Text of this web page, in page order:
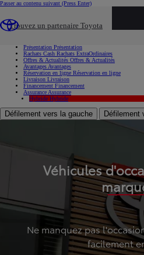
Passer au contenu suivant (Press Enter)
Trouvez un partenaire Toyota
Présentation Présentation
Rachats Cash Rachats ExtraOrdinaires
Offres & Actualités Offres & Actualités
Avantages Avantages
Réservation en ligne Réservation en ligne
Livraison Livraison
Financement Financement
Assurance Assurance
Hybride Hybride
Défilement vers la gauche Défilement
Véhicules
Ne manquez pas
facilement